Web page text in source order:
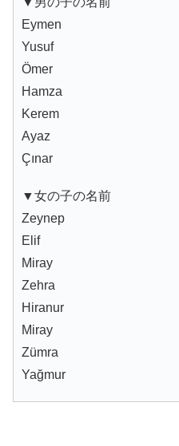
Eymen
Yusuf
Ömer
Hamza
Kerem
Ayaz
Çınar
▼女の子の名前
Zeynep
Elif
Miray
Zehra
Hiranur
Miray
Zümra
Yağmur